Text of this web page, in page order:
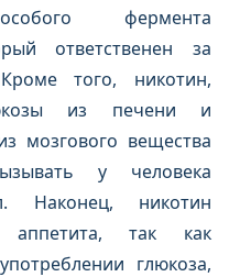
фермента
ответственен за
того, никотин,
из печени и
мозгового вещества
у человека
Наконец, никотин
так как
глюкоза,